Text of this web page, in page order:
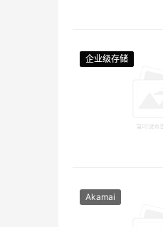
企业级存储
企业级存储
企业级存储
企业级存储
Akamai